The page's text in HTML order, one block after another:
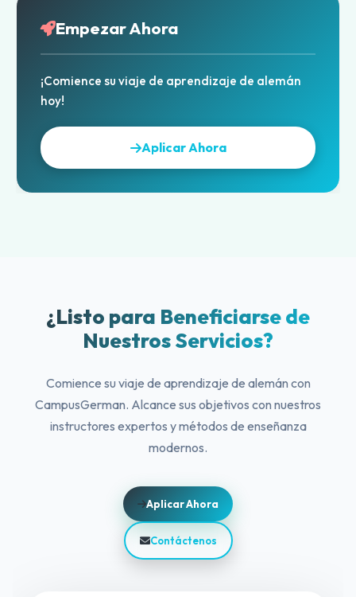
Empezar Ahora
¡Comience su viaje de aprendizaje de alemán
hoy!
Aplicar Ahora
¿Listo para Beneficiarse de
Nuestros Servicios?
Comience su viaje de aprendizaje de alemán con
CampusGerman. Alcance sus objetivos con nuestros
instructores expertos y métodos de enseñanza
modernos.
Aplicar Ahora
Contáctenos